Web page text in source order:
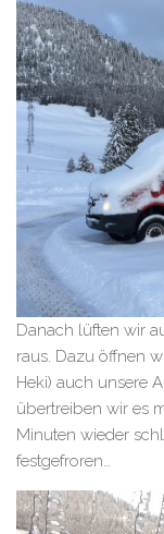
Danach lüften wir
raus. Dazu öffnen
Heki) auch unsere
übertreiben wir es
Minuten wieder
festgefroren…